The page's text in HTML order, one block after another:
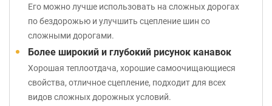
Его можно лучше использовать на сложных дорогах
по бездорожью и улучшить сцепление шин со
сложными дорогами.
Более широкий и глубокий рисунок канавок
Хорошая теплоотдача, хорошие самоочищающиеся
свойства, отличное сцепление, подходит для всех
видов сложных дорожных условий.